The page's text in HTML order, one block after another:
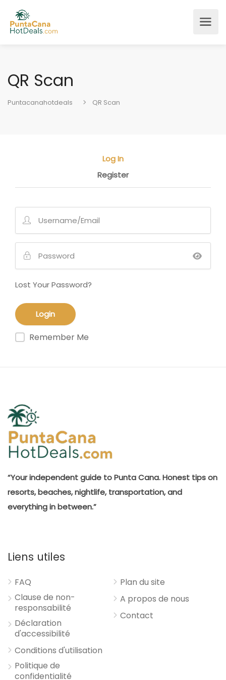
QR Scan
Puntacanahotdeals QR Scan
Log In
Register
Lost Your Password?
Remember Me
“Your independent guide to Punta Cana. Honest tips on
resorts, beaches, nightlife, transportation, and
everything in between.”
Liens utiles
FAQ
Clause de non-
responsabilité
Déclaration
d'accessibilité
Conditions d'utilisation
Politique de
confidentialité
Plan du site
A propos de nous
Contact